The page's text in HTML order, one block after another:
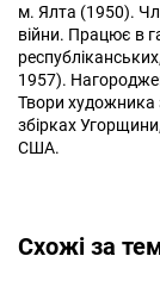
м. Ялта (1950).
війни. Працює в
1957).
Твори художника
збірках
США.
Cхожі за